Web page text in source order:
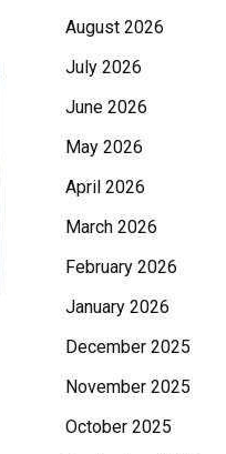
August 2026
July 2026
June 2026
May 2026
April 2026
March 2026
February 2026
January 2026
December 2025
November 2025
October 2025